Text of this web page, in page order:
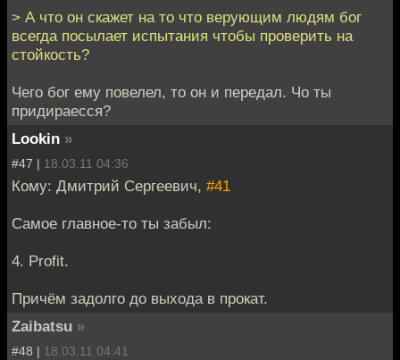
> А что он скажет на то что верующим людям бог
всегда посылает испытания чтобы проверить на
стойкость?
Чего бог ему повелел, то он и передал. Чо ты
придираесся?
Lookin »
#47 | 18.03.11 04:36
Кому: Дмитрий Сергеевич, #41
Самое главное-то ты забыл:
4. Profit.
Причём задолго до выхода в прокат.
Zaibatsu »
#48 | 18.03.11 04:41